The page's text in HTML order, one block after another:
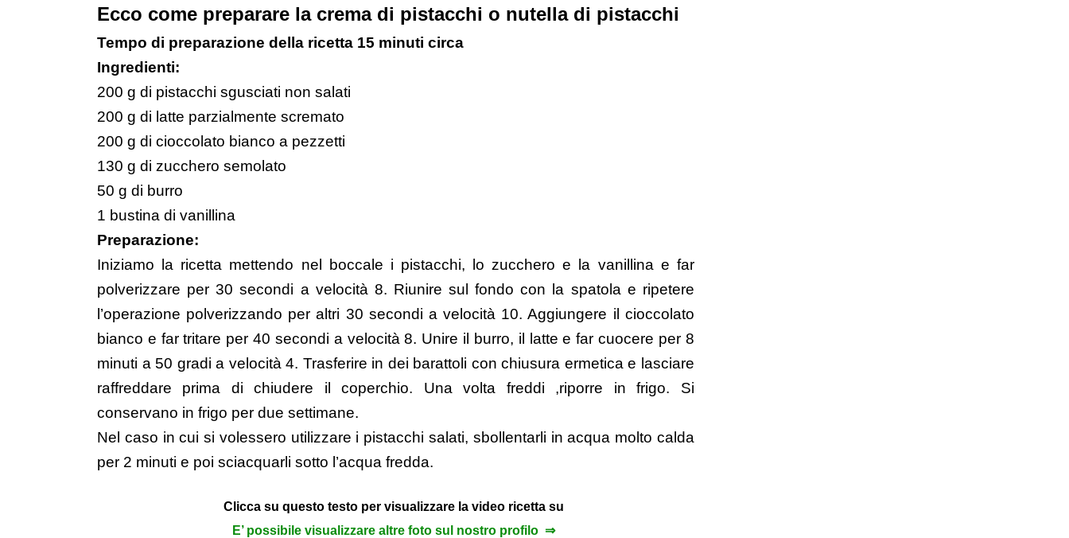
Ecco come preparare la crema di pistacchi o nutella di pistacchi
Tempo di preparazione della ricetta 15 minuti circa
Ingredienti:
200 g di pistacchi sgusciati non salati
200 g di latte parzialmente scremato
200 g di cioccolato bianco a pezzetti
130 g di zucchero semolato
50 g di burro
1 bustina di vanillina
Preparazione:
Iniziamo la ricetta mettendo nel boccale i pistacchi, lo zucchero e la vanillina e far
polverizzare per 30 secondi a velocità 8. Riunire sul fondo con la spatola e ripetere
l’operazione polverizzando per altri 30 secondi a velocità 10. Aggiungere il cioccolato
bianco e far tritare per 40 secondi a velocità 8. Unire il burro, il latte e far cuocere per 8
minuti a 50 gradi a velocità 4. Trasferire in dei barattoli con chiusura ermetica e lasciare
raffreddare prima di chiudere il coperchio. Una volta freddi ,riporre in frigo. Si
conservano in frigo per due settimane.
Nel caso in cui si volessero utilizzare i pistacchi salati, sbollentarli in acqua molto calda
per 2 minuti e poi sciacquarli sotto l’acqua fredda.
Clicca su questo testo per visualizzare la video ricetta su
E’ possibile visualizzare altre foto sul nostro profilo ⇒